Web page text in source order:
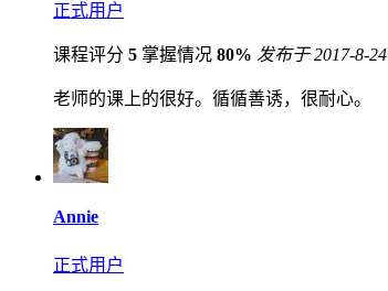
正式用户
课程评分 5 掌握情况 80% 发布于 2017-8-24
老师的课上的很好。循循善诱，很耐心。
Annie
正式用户